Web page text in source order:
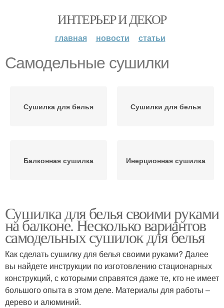
ИНТЕРЬЕР И ДЕКОР
главная новости статьи
Самодельные сушилки
Сушилка для белья Сушилки для белья
Балконная сушилка Инерционная сушилка
Сушилка для белья своими руками
на балконе. Несколько вариантов
самодельных сушилок для белья
Как сделать сушилку для белья своими руками? Далее
вы найдете инструкции по изготовлению стационарных
конструкций, с которыми справятся даже те, кто не имеет
большого опыта в этом деле. Материалы для работы –
дерево и алюминий.